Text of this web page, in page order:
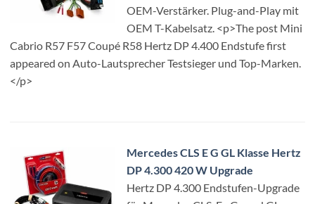
OEM-Verstärker. Plug-and-Play mit
OEM T-Kabelsatz. <p>The post Mini
Cabrio R57 F57 Coupé R58 Hertz DP 4.400 Endstufe first
appeared on Auto-Lautsprecher Testsieger und Top-Marken.
</p>
Mercedes CLS E G GL Klasse Hertz
DP 4.300 420 W Upgrade
Hertz DP 4.300 Endstufen-Upgrade